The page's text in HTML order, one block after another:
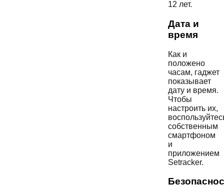
12 лет.
Дата и
время
Как и
положено
часам, гаджет
показывает
дату и время.
Чтобы
настроить их,
собственным
смартфоном
и
приложением
Setracker.